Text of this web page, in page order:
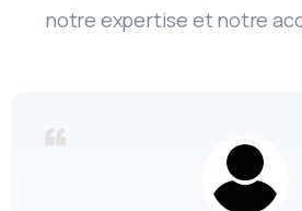
notre expertise et notre